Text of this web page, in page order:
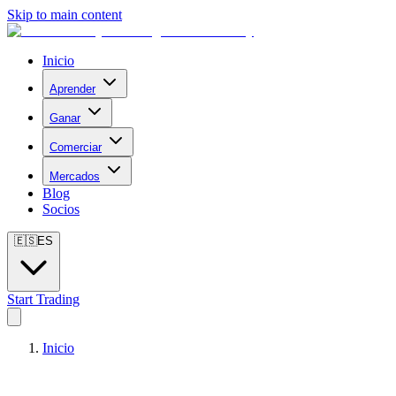
Skip to main content
Inicio
Aprender
Ganar
Comerciar
Mercados
Blog
Socios
🇪🇸ES
Start Trading
Inicio